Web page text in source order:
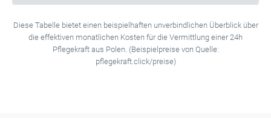
Diese Tabelle bietet einen beispielhaften unverbindlichen Überblick über
die effektiven monatlichen Kosten für die Vermittlung einer 24h
Pflegekraft aus Polen. (Beispielpreise von Quelle:
pflegekraft.click/preise)